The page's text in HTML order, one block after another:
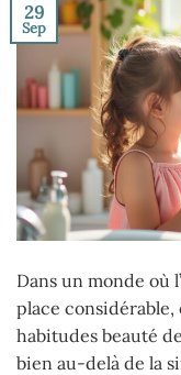
29
Sep
Dans un monde où
place considérable,
habitudes beauté
bien au-delà de la